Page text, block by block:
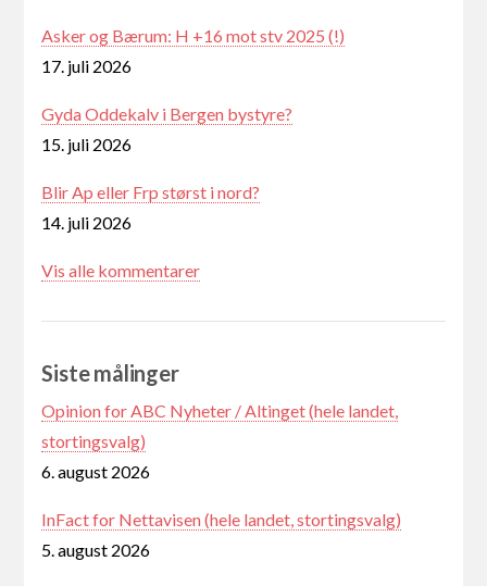
Asker og Bærum: H +16 mot stv 2025 (!)
17. juli 2026
Gyda Oddekalv i Bergen bystyre?
15. juli 2026
Blir Ap eller Frp størst i nord?
14. juli 2026
Vis alle kommentarer
Siste målinger
Opinion for ABC Nyheter / Altinget (hele landet,
stortingsvalg)
6. august 2026
InFact for Nettavisen (hele landet, stortingsvalg)
5. august 2026